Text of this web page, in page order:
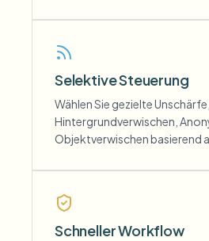
Selektive Steuerung
Wählen Sie gezielte Unschärfe,
Hintergrundverwischen,
Objektverwischen basierend
Schneller Workflow